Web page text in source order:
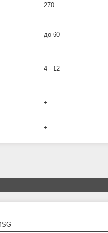
270
до 60
4 - 12
+
+